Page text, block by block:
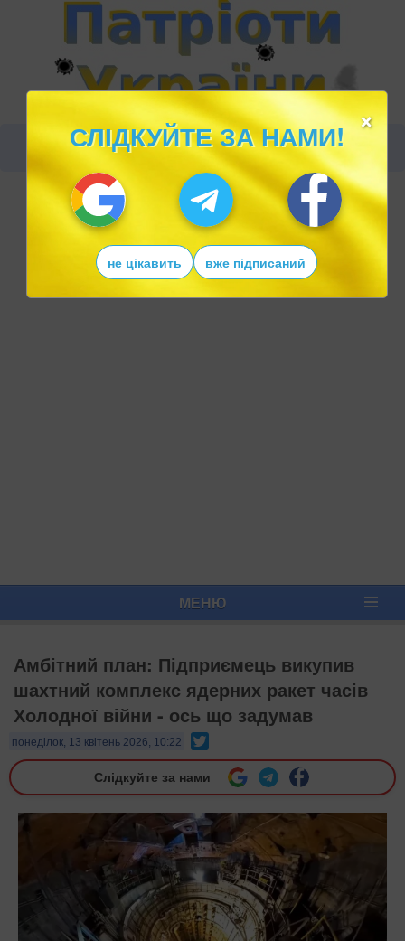
МЕНЮ
Амбітний план: Підприємець викупив
шахтний комплекс ядерних ракет часів
Холодної війни - ось що задумав
понеділок, 13 квітень 2026, 10:22
Слідкуйте за нами
×
СЛІДКУЙТЕ ЗА НАМИ!
не цікавить вже підписаний